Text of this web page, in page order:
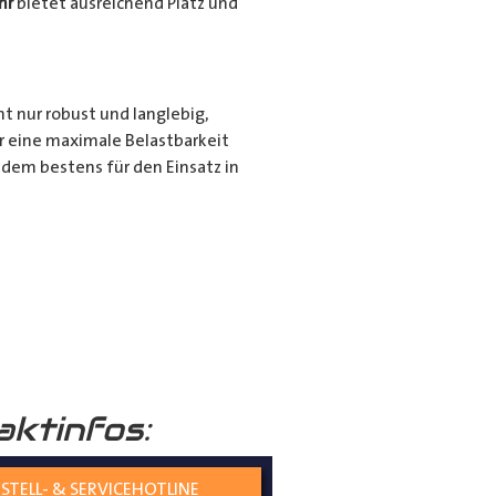
nur robust und langlebig,
eine maximale Belastbarkeit
bestens für den Einsatz in
& SERVICEHOTLINE